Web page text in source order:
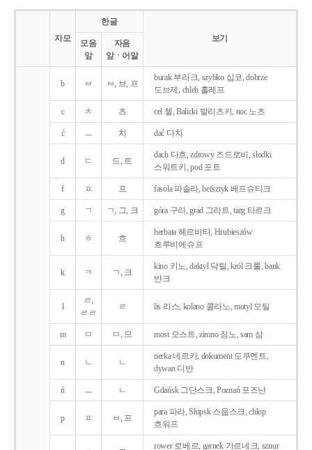
자모
한글
보기
모음
앞
자음
앞ㆍ어말
b ㅂ ㅂ, 브, 프
burak 부라크, szybko 십코, dobrze
도브제, chleb 흘레프
c ㅊ 츠 cel 첼, Balicki 발리츠키, noc 노츠
ć ㅡ 치 dać 다치
d ㄷ 드, 트
dach 다흐, zdrowy 즈드로비, słodki
스워트키, pod 포트
f ㅍ 프 fasola 파솔라, befsztyk 베프슈티크
g ㄱ ㄱ, 그, 크 góra 구라, grad 그라트, targ 타르크
h ㅎ 흐
herbata 헤르바타, Hrubieszów
흐루비에슈프
k ㅋ ㄱ, 크
kino 키노, daktyl 닥틸, król 크룰, bank
반크
l
ㄹ,
ㄹㄹ
ㄹ lis 리스, kolano 콜라노, motyl 모틸
m ㅁ ㅁ, 므 most 모스트, zimno 짐노, sam 삼
n ㄴ ㄴ
nerka 네르카, dokument 도쿠멘트,
dywan 디반
ń ㅡ ㄴ Gdańsk 그단스크, Poznań 포즈난
p ㅍ ㅂ, 프
para 파라, Słupsk 스웁스크, chłop
흐워프
rower 로베르, garnek 가르네크, sznur